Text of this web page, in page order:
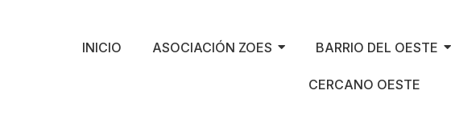
INICIO ASOCIACIÓN ZOES BARRIO DEL OESTE
CERCANO OESTE